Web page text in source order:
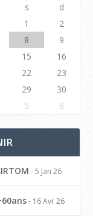
s
d
1
2
8
9
15
16
22
23
29
30
5 6
- 5 Jan 26
- 16 Avr 26